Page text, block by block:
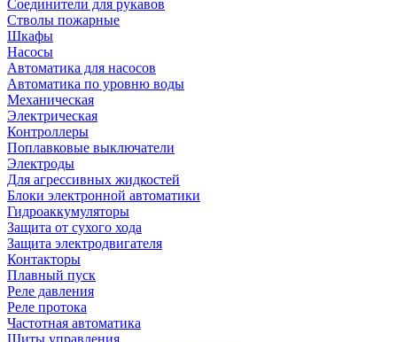
Соединители для рукавов
Стволы пожарные
Шкафы
Насосы
Автоматика для насосов
Автоматика по уровню воды
Механическая
Электрическая
Контроллеры
Поплавковые выключатели
Электроды
Для агрессивных жидкостей
Блоки электронной автоматики
Гидроаккумуляторы
Защита от сухого хода
Защита электродвигателя
Контакторы
Плавный пуск
Реле давления
Реле протока
Частотная автоматика
Щиты управления